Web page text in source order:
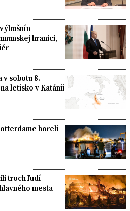
hranici,
v sobotu 8.
letisko v Katánii
horeli
troch ľudí
mesta